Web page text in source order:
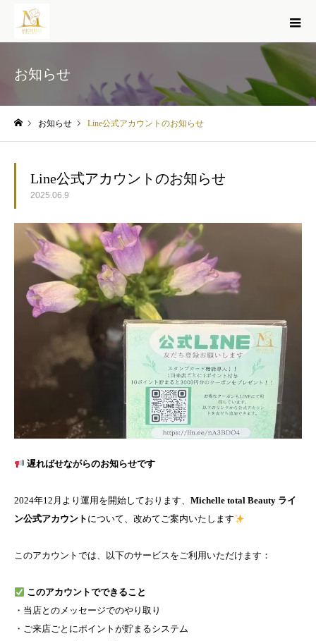
お知らせ
お知らせ Line公式アカウントのお知らせ
Line公式アカウントのお知らせ
2025.06.9
遅ればせながらのお知らせです
2024年12月より運用を開始しております、 Michelle total Beauty ライ
ン公式アカウント について、改めてご案内いたします
このアカウントでは、以下のサービスをご利用いただけます：
このアカウントでできること
・当店とのメッセージでのやり取り
・ご来店ごとにポイントが貯まるシステム